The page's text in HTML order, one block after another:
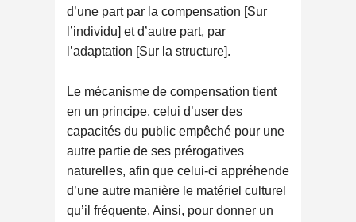
d’une part par la compensation [Sur
l’individu] et d’autre part, par
l’adaptation [Sur la structure].
Le mécanisme de compensation tient
en un principe, celui d’user des
capacités du public empêché pour une
autre partie de ses prérogatives
naturelles, afin que celui-ci appréhende
d’une autre manière le matériel culturel
qu’il fréquente. Ainsi, pour donner un